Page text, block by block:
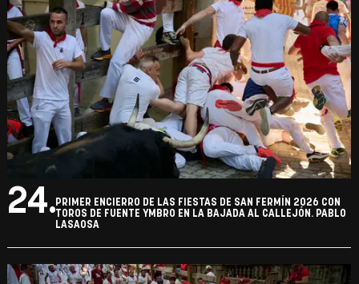
24.PRIMER ENCIERRO DE LAS FIESTAS DE SAN FERMÍN 2026 CON
TOROS DE FUENTE YMBRO EN LA BAJADA AL CALLEJÓN. PABLO
LASAOSA